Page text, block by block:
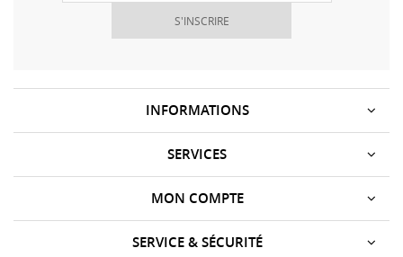
S'INSCRIRE
INFORMATIONS
SERVICES
SERVICE & SÉCURITÉ
MON COMPTE